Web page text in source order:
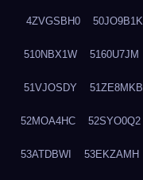
4ZVGSBH0 50JO9B1K
510NBX1W 5160U7JM
51VJOSDY 51ZE8MKB
52MOA4HC 52SYO0Q2
53ATDBWI 53EKZAMH